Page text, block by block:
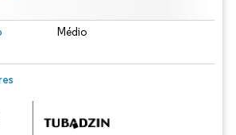
Médio
O reuso requer atribuição conforme CC BY 4.0.